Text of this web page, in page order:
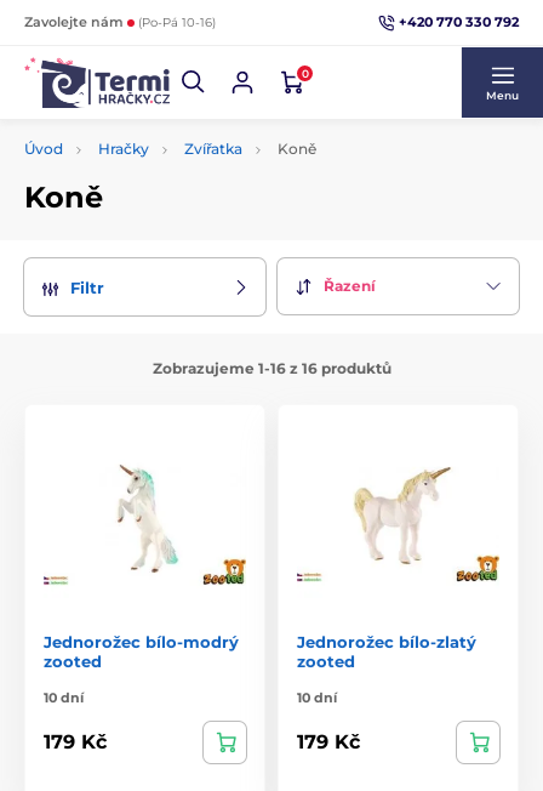
Zavolejte nám (Po-Pá 10-16) +420 770 330 792
0
Menu
Úvod Hračky Zvířatka Koně
Koně
Filtr Řazení
Zobrazujeme 1-16 z 16 produktů
Jednorožec bílo-modrý
zooted
10 dní
179 Kč
Jednorožec bílo-zlatý
zooted
10 dní
179 Kč